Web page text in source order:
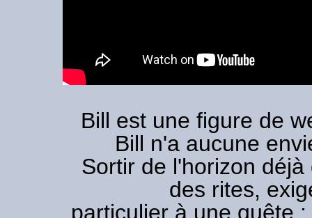
Bill est une figure de
Bill n'a aucune
Sortir de l'horizon
des rites,
particulier à une quête